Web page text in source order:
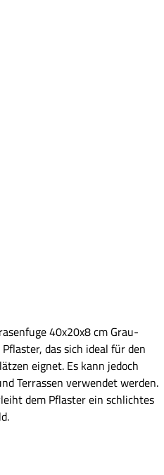
40x20x8 cm Grau-
das sich ideal für den
eignet. Es kann jedoch
Terrassen verwendet werden.
dem Pflaster ein schlichtes